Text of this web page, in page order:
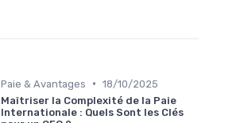
Paie & Avantages • 18/10/2025
Maîtriser la Complexité de la Paie
Internationale : Quels Sont les Clés